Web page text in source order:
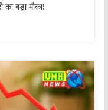
का बड़ा मौका!